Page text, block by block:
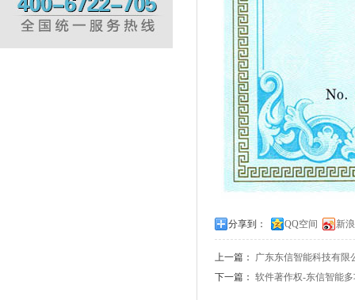
分享到： QQ空间 新
上一篇： 广东东信智能科技有限
下一篇： 软件著作权-东信智能